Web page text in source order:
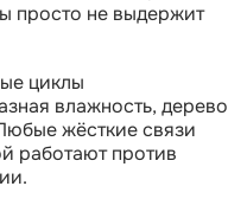
просто не выдержит
циклы
влажность, дерево
жёсткие связи
работают против